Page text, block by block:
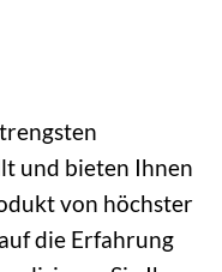
und bieten Ihnen
von höchster
die Erfahrung